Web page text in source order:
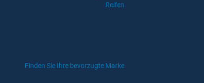
Reifen
Finden Sie Ihre bevorzugte Marke